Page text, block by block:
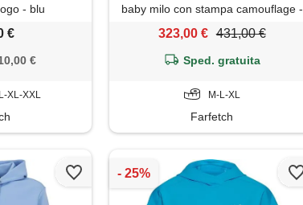
- blu
€
€
XL-XXL
baby milo con stampa camouflage -
323,00 € 431,00 €
Sped. gratuita
M-L-XL
Farfetch